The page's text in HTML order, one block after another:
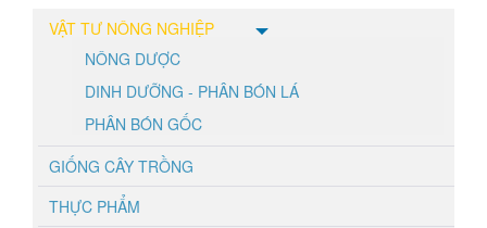
VẬT TƯ NÔNG NGHIỆP
NÔNG DƯỢC
DINH DƯỠNG - PHÂN BÓN LÁ
PHÂN BÓN GỐC
GIỐNG CÂY TRỒNG
THỰC PHẨM